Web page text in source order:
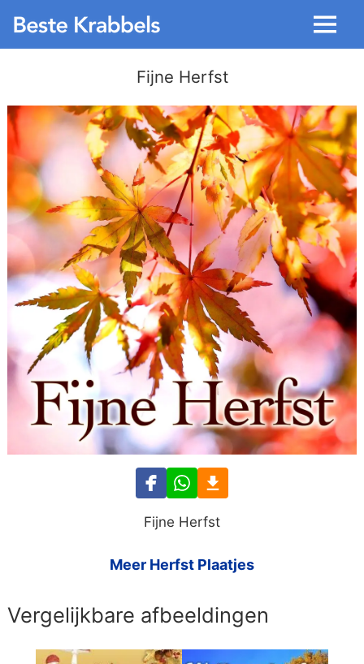
Menu
Fijne Herfst
Fijne Herfst
Meer Herfst Plaatjes
Vergelijkbare afbeeldingen